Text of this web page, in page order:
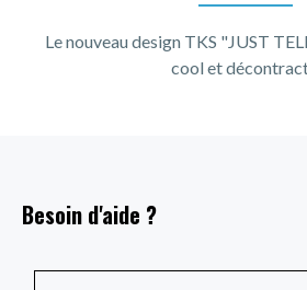
Le nouveau design TKS "JUST
cool et
Besoin d'aide ?